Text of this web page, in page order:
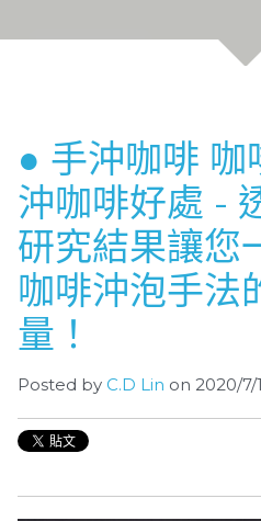
● 手沖咖啡 咖
沖咖啡好處 -
研究結果讓您
咖啡沖泡手法
量！
Posted by C.D Lin on 2020/7/